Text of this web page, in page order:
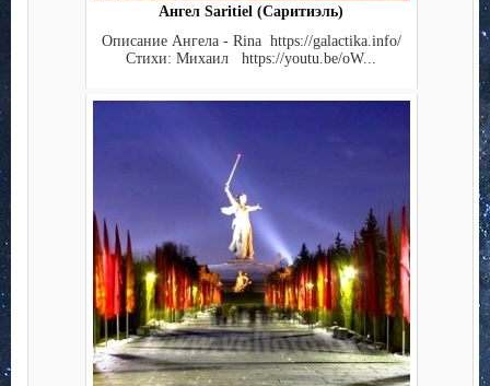
Ангел Saritiel (Саритиэль)
Описание Ангела - Rina https://galactika.info/
Стихи: Михаил https://youtu.be/oW...